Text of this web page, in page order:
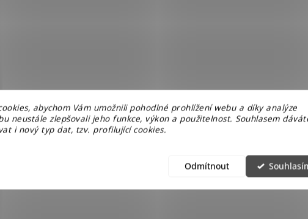
abychom Vám umožnili pohodlné prohlížení webu a díky analýze
neustále zlepšovali jeho funkce, výkon a použitelnost. Souhlasem
i nový typ dat, tzv. profilující cookies.
Odmítnout